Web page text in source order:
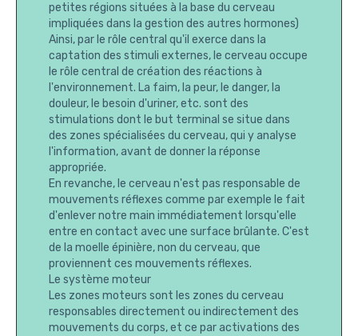
petites régions situées à la base du cerveau
impliquées dans la gestion des autres hormones)
Ainsi, par le rôle central qu'il exerce dans la
captation des stimuli externes, le cerveau occupe
le rôle central de création des réactions à
l'environnement. La faim, la peur, le danger, la
douleur, le besoin d'uriner, etc. sont des
stimulations dont le but terminal se situe dans
des zones spécialisées du cerveau, qui y analyse
l'information, avant de donner la réponse
appropriée.
En revanche, le cerveau n'est pas responsable de
mouvements réflexes comme par exemple le fait
d'enlever notre main immédiatement lorsqu'elle
entre en contact avec une surface brûlante. C'est
de la moelle épinière, non du cerveau, que
proviennent ces mouvements réflexes.
Le système moteur
Les zones moteurs sont les zones du cerveau
responsables directement ou indirectement des
mouvements du corps, et ce par activations des